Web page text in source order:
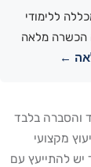
ללימודי
הכשרה מלאה
←
והסברה בלבד
מקצועי
יש להתייעץ עם